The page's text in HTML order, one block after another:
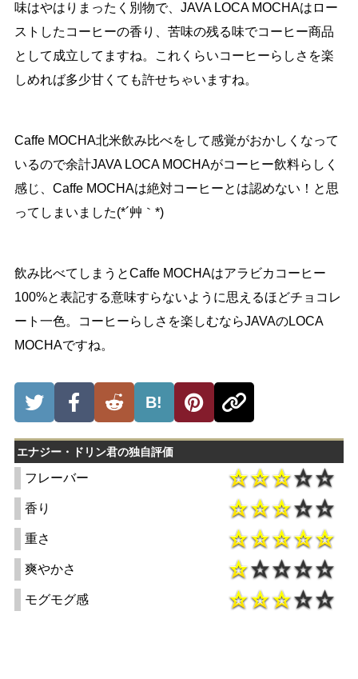
味はやはりまったく別物で、JAVA LOCA MOCHAはロー
ストしたコーヒーの香り、苦味の残る味でコーヒー商品
として成立してますね。これくらいコーヒーらしさを楽
しめれば多少甘くても許せちゃいますね。
Caffe MOCHA北米飲み比べをして感覚がおかしくなって
いるので余計JAVA LOCA MOCHAがコーヒー飲料らしく
感じ、Caffe MOCHAは絶対コーヒーとは認めない！と思
ってしまいました(*´艸｀*)
飲み比べてしまうとCaffe MOCHAはアラビカコーヒー
100%と表記する意味すらないように思えるほどチョコレ
ート一色。コーヒーらしさを楽しむならJAVAのLOCA
MOCHAですね。
B!
エナジー・ドリン君の独自評価
フレーバー
香り
重さ
爽やかさ
モグモグ感